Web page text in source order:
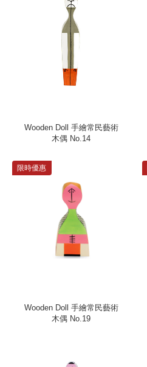
Wooden Doll 手繪常民藝術
木偶 No.14
限時優惠
Wooden Doll 手繪常民藝術
木偶 No.19